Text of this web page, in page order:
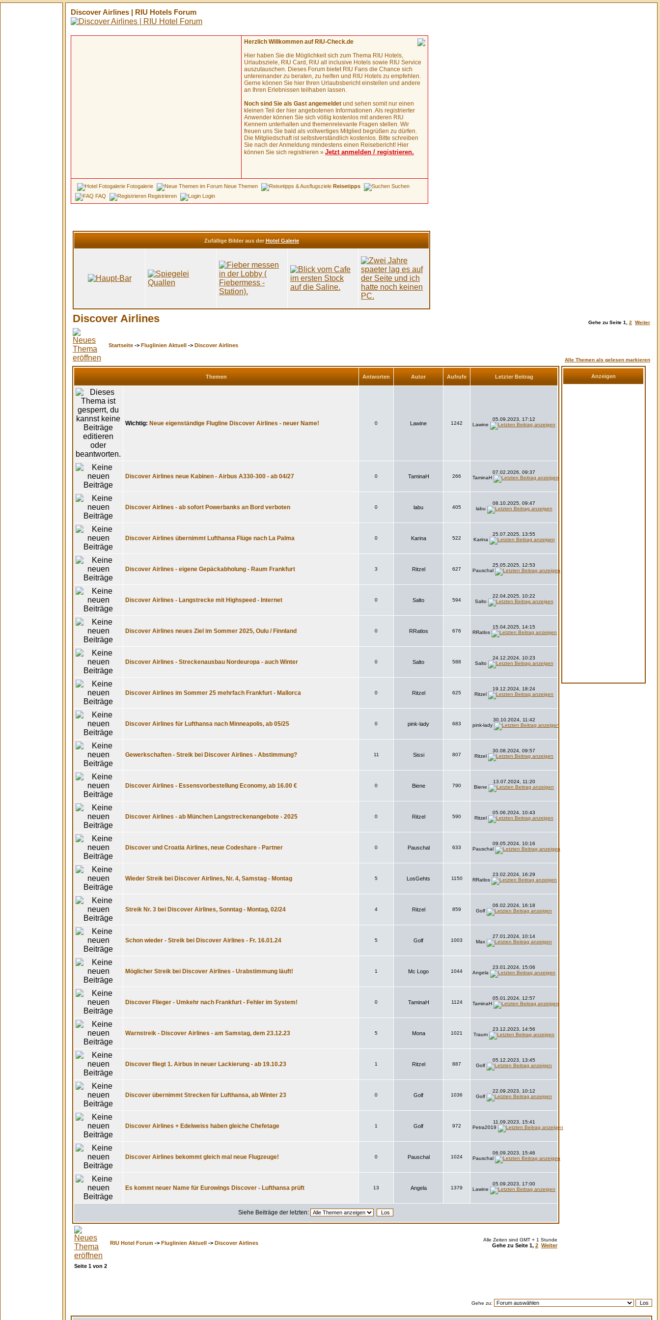
Discover Airlines | RIU Hotels Forum
Herzlich Willkommen auf RIU-Check.de
Hier haben Sie die Möglichkeit sich zum Thema RIU Hotels,
Urlaubsziele, RIU Card, RIU all inclusive Hotels sowie RIU Service
auszutauschen. Dieses Forum bietet RIU Fans die Chance sich
untereinander zu beraten, zu helfen und RIU Hotels zu empfehlen.
Gerne können Sie hier Ihren Urlaubsbericht einstellen und andere
an Ihren Erlebnissen teilhaben lassen.
Noch sind Sie als Gast angemeldet und sehen somit nur einen
kleinen Teil der hier angebotenen Informationen. Als registrierter
Anwender können Sie sich völlig kostenlos mit anderen RIU
Kennern unterhalten und themenrelevante Fragen stellen. Wir
freuen uns Sie bald als vollwertiges Mitglied begrüßen zu dürfen.
Die Mitgliedschaft ist selbstverständlich kostenlos. Bitte schreiben
Sie nach der Anmeldung mindestens einen Reisebericht! Hier
können Sie sich registrieren » Jetzt anmelden / registrieren.
Fotogalerie Neue Themen Reisetipps
Suchen
FAQ
Registrieren Login
Zufällige Bilder aus der Hotel Galerie
Discover Airlines Gehe zu Seite 1 2 Weiter
Startseite -> Fluglinien Aktuell -> Discover Airlines
Alle Themen als gelesen markieren
Themen Antworten Autor Aufrufe Letzter Beitrag
Wichtig: Neue eigenständige Flugline Discover Airlines - neuer Name! 0 Lawine 1242
05.09.2023, 17:12
Lawine
Discover Airlines neue Kabinen - Airbus A330-300 - ab 04/27 0 TaminaH 266
07.02.2026, 09:37
TaminaH
Discover Airlines - ab sofort Powerbanks an Bord verboten 0 labu 405
08.10.2025, 09:47
labu
Discover Airlines übernimmt Lufthansa Flüge nach La Palma 0 Karina 522
25.07.2025, 13:55
Karina
Discover Airlines - eigene Gepäckabholung - Raum Frankfurt 3 Ritzel 627
25.05.2025, 12:53
Pauschal
Discover Airlines - Langstrecke mit Highspeed - Internet 0 Salto 594
22.04.2025, 10:22
Salto
Discover Airlines neues Ziel im Sommer 2025, Oulu / Finnland 0 RRatlos 676
15.04.2025, 14:15
RRatlos
Discover Airlines - Streckenausbau Nordeuropa - auch Winter 0 Salto 588
24.12.2024, 10:23
Salto
Discover Airlines im Sommer 25 mehrfach Frankfurt - Mallorca 0 Ritzel 625
19.12.2024, 18:24
Ritzel
Discover Airlines für Lufthansa nach Minneapolis, ab 05/25 0 pink-lady 683
30.10.2024, 11:42
pink-lady
Gewerkschaften - Streik bei Discover Airlines - Abstimmung? 11 Sissi 807
30.08.2024, 09:57
Ritzel
Discover Airlines - Essensvorbestellung Economy, ab 16.00 € 0 Biene 790
13.07.2024, 11:20
Biene
Discover Airlines - ab München Langstreckenangebote - 2025 0 Ritzel 590
05.06.2024, 10:43
Ritzel
Discover und Croatia Airlines, neue Codeshare - Partner 0 Pauschal 633
09.05.2024, 10:16
Pauschal
Wieder Streik bei Discover Airlines, Nr. 4, Samstag - Montag 5 LosGehts 1150
23.02.2024, 16:29
RRatlos
Streik Nr. 3 bei Discover Airlines, Sonntag - Montag, 02/24 4 Ritzel 859
06.02.2024, 16:18
Golf
Schon wieder - Streik bei Discover Airlines - Fr. 16.01.24 5 Golf 1003
27.01.2024, 10:14
Max
Möglicher Streik bei Discover Airlines - Urabstimmung läuft! 1 Mc Logo 1044
23.01.2024, 15:06
Angela
Discover Flieger - Umkehr nach Frankfurt - Fehler im System! 0 TaminaH 1124
05.01.2024, 12:57
TaminaH
Warnstreik - Discover Airlines - am Samstag, dem 23.12.23 5 Mona 1021
23.12.2023, 14:56
Traum
Discover fliegt 1. Airbus in neuer Lackierung - ab 19.10.23 1 Ritzel 887
05.12.2023, 13:45
Golf
Discover übernimmt Strecken für Lufthansa, ab Winter 23 0 Golf 1036
22.09.2023, 10:12
Golf
Discover Airlines + Edelweiss haben gleiche Chefetage 1 Golf 972
11.09.2023, 15:41
Petra2019
Discover Airlines bekommt gleich mal neue Flugzeuge! 0 Pauschal 1024
06.09.2023, 15:46
Pauschal
Es kommt neuer Name für Eurowings Discover - Lufthansa prüft 13 Angela 1379
05.09.2023, 17:00
Lawine
Siehe Beiträge der letzten:
RIU Hotel Forum -> Fluglinien Aktuell -> Discover Airlines
Alle Zeiten sind GMT + 1 Stunde
Gehe zu Seite 1, 2 Weiter
Seite 1 von 2
Anzeigen
Gehe zu: